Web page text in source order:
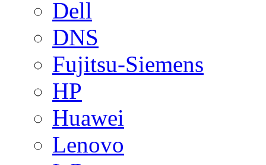
Dell
DNS
Fujitsu-Siemens
HP
Huawei
Lenovo